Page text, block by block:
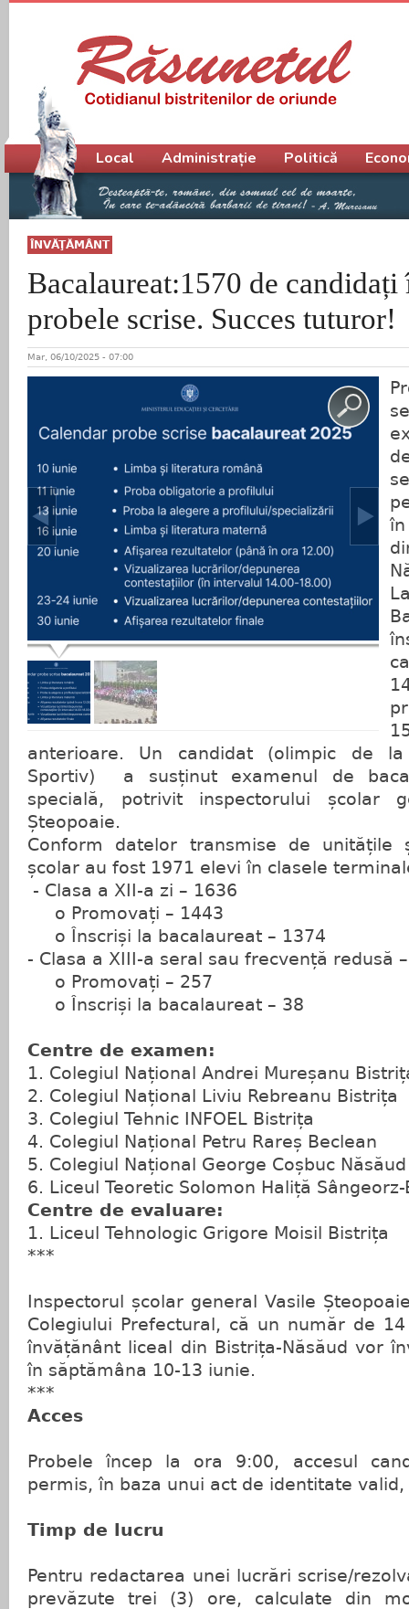
ÎNVĂŢĂMÂNT
Bacalaureat:1570 de candidați
probele scrise. Succes tuturor!
Mar, 06/10/2025 - 07:00
anterioare. Un candidat (olimpic de
Sportiv) a susținut examenul de
specială, potrivit inspectorului școlar
Șteopoaie.
Conform datelor transmise de unitățile
școlar au fost 1971 elevi în clasele
- Clasa a XII-a zi – 1636
o Promovați – 1443
o
Înscriși la bacalaureat – 1374
- Clasa a XIII-a seral sau frecvență redusă
o Promovați – 257
o
Înscriși la bacalaureat – 38
Centre de examen:
1. Colegiul Național Andrei Mureșanu
2. Colegiul Național Liviu Rebreanu Bistrița
3. Colegiul Tehnic INFOEL Bistrița
4. Colegiul Național Petru Rareș Beclean
5. Colegiul Național George Coșbuc Năsăud
6. Liceul Teoretic Solomon Haliță Sângeorz-
Centre de evaluare:
1. Liceul Tehnologic Grigore Moisil Bistrița
***
Inspectorul școlar general Vasile
Colegiului Prefectural, că un număr de
învățănânt liceal din Bistrița-Năsăud vor
în săptămâna 10-13 iunie.
***
Acces
Probele încep la ora 9:00, accesul
permis, în baza unui act de identitate
Timp de lucru
Pentru redactarea unei lucrări scrise/
prevăzute trei (3) ore, calculate din
Meniu principal
Local Administrație Politică